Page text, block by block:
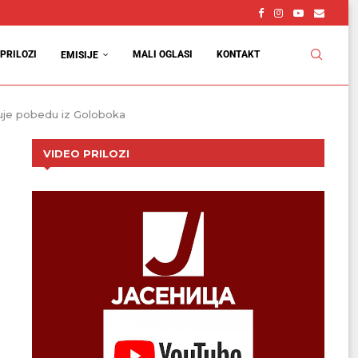
PRILOZI EMISIJE MALI OGLASI KONTAKT
pobedu iz Goloboka
VIDEO PRILOZI